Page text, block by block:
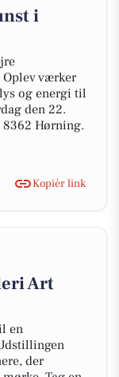
i
værker
og energi til
den 22.
8362 Hørning.
Kopiér link
Art
en
der